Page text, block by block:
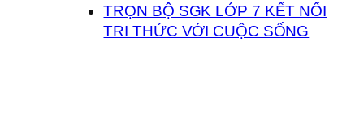
TRỌN BỘ SGK LỚP 7 KẾT NỐI
TRI THỨC VỚI CUỘC SỐNG